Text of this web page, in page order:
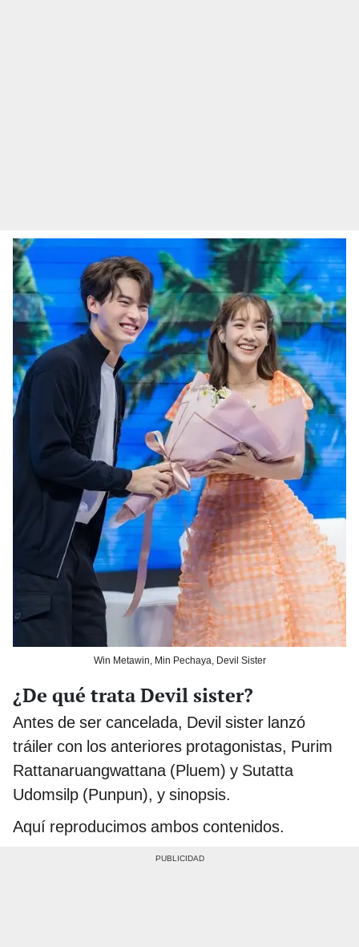
Win Metawin, Min Pechaya, Devil Sister
¿De qué trata Devil sister?
Antes de ser cancelada, Devil sister lanzó
tráiler con los anteriores protagonistas, Purim
Rattanaruangwattana (Pluem) y Sutatta
Udomsilp (Punpun), y sinopsis.
Aquí reproducimos ambos contenidos.